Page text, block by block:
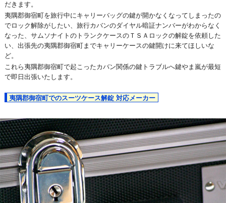
だきます。
夷隅郡御宿町を旅行中にキャリーバッグの鍵が開かなくなってしまったの
でロック解除がしたい、旅行カバンのダイヤル暗証ナンバーがわからなく
なった、サムソナイトのトランクケースのＴＳＡロックの解錠を依頼した
い、出張先の夷隅郡御宿町までキャリーケースの鍵開けに来てほしいな
ど。
これら夷隅郡御宿町で起こったカバン関係の鍵トラブルへ鍵やま嵐が最短
で即日出張いたします。
夷隅郡御宿町でのスーツケース解錠 対応メーカー